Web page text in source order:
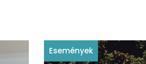
Események